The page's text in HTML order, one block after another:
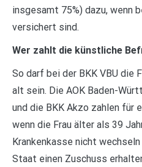
insgesamt 75%) dazu, wenn
versichert sind.
Wer zahlt die künstliche
So darf bei der BKK VBU die
alt sein. Die AOK Baden-
und die BKK Akzo zahlen für
wenn die Frau älter als 39
Krankenkasse nicht
Staat einen Zuschuss